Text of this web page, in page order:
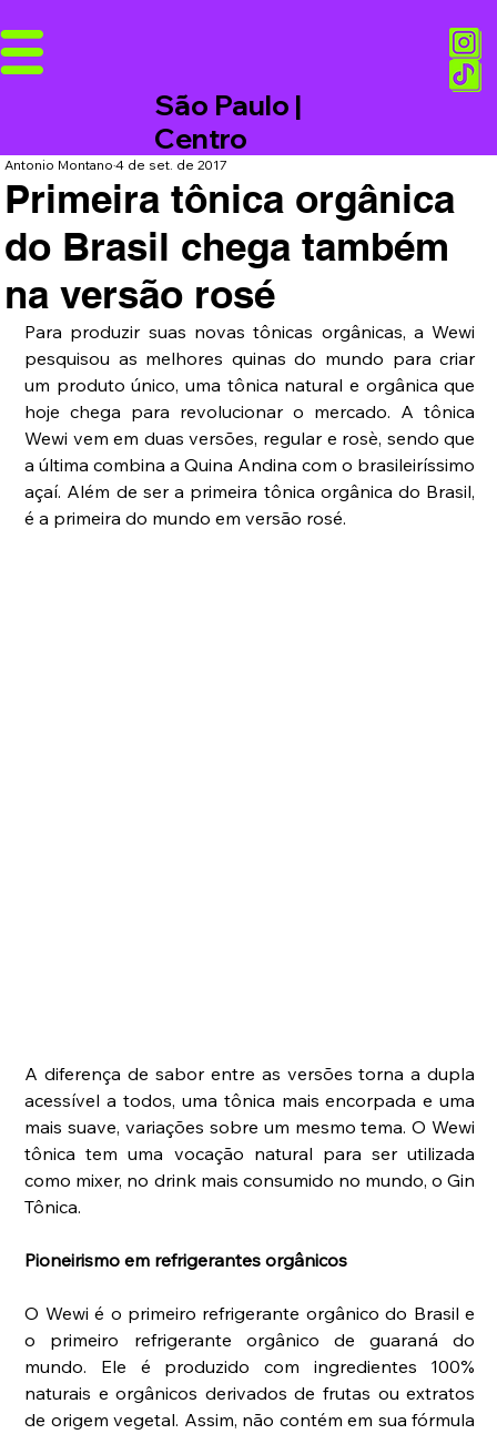
São Paulo |
Centro
Primeira tônica orgânica
do Brasil chega também
na versão rosé
Antonio Montano4 de set. de 2017
Para produzir suas novas tônicas orgânicas, a Wewi
pesquisou as melhores quinas do mundo para criar
um produto único, uma tônica natural e orgânica que
hoje chega para revolucionar o mercado. A tônica
Wewi vem em duas versões, regular e rosè, sendo que
a última combina a Quina Andina com o brasileiríssimo
açaí. Além de ser a primeira tônica orgânica do Brasil,
é a primeira do mundo em versão rosé.
A diferença de sabor entre as versões torna a dupla
acessível a todos, uma tônica mais encorpada e uma
mais suave, variações sobre um mesmo tema. O Wewi
tônica tem uma vocação natural para ser utilizada
como mixer, no drink mais consumido no mundo, o Gin
Tônica.
Pioneirismo em refrigerantes orgânicos
O Wewi é o primeiro refrigerante orgânico do Brasil e
o primeiro refrigerante orgânico de guaraná do
mundo. Ele é produzido com ingredientes 100%
naturais e orgânicos derivados de frutas ou extratos
de origem vegetal. Assim, não contém em sua fórmula